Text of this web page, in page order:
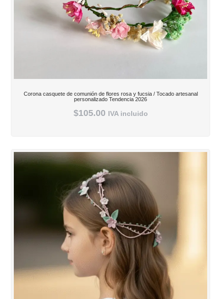
Corona casquete de comunión de flores rosa y fucsia / Tocado artesanal
personalizado Tendencia 2026
$105.00 IVA incluido